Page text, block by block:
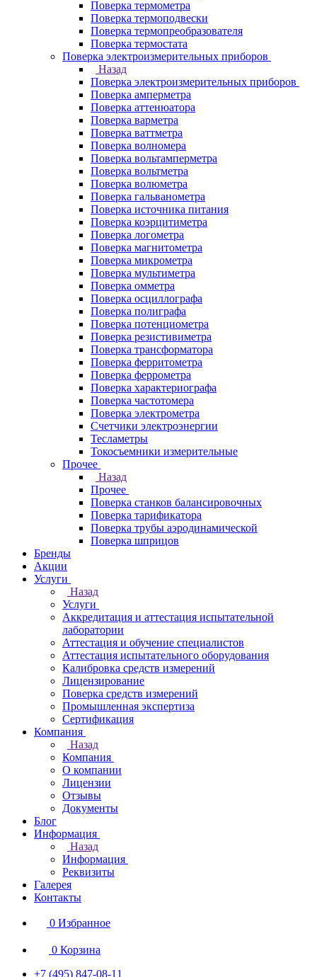
Поверка термометра
Поверка термоподвески
Поверка термопреобразователя
Поверка термостата
Поверка электроизмерительных приборов
Назад
Поверка электроизмерительных приборов
Поверка амперметра
Поверка аттенюатора
Поверка варметра
Поверка ваттметра
Поверка волномера
Поверка вольтамперметра
Поверка вольтметра
Поверка волюметра
Поверка гальванометра
Поверка источника питания
Поверка коэрцитиметра
Поверка логометра
Поверка магнитометра
Поверка микрометра
Поверка мультиметра
Поверка омметра
Поверка осциллографа
Поверка полиграфа
Поверка потенциометра
Поверка резистивиметра
Поверка трансформатора
Поверка ферритометра
Поверка феррометра
Поверка характериографа
Поверка частотомера
Поверка электрометра
Счетчики электроэнергии
Тесламетры
Токосъемники измерительные
Прочее
Назад
Прочее
Поверка станков балансировочных
Поверка тарификатора
Поверка трубы аэродинамической
Поверка шприцов
Бренды
Акции
Услуги
Назад
Услуги
Аккредитация и аттестация испытательной
лаборатории
Аттестация и обучение специалистов
Аттестация испытательного оборудования
Калибровка средств измерений
Лицензирование
Поверка средств измерений
Промышленная экспертиза
Сертификация
Компания
Назад
Компания
О компании
Лицензии
Отзывы
Документы
Блог
Информация
Назад
Информация
Реквизиты
Галерея
Контакты
0 Избранное
0 Корзина
+7 (495) 847-08-11